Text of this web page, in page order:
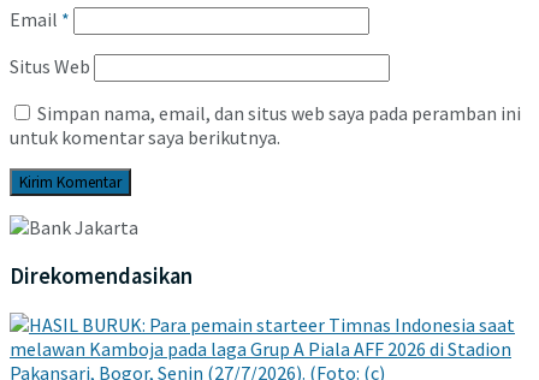
Email *
Situs Web
Simpan nama, email, dan situs web saya pada peramban ini
untuk komentar saya berikutnya.
Direkomendasikan